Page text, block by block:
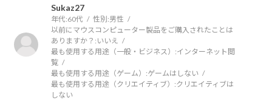
Sukaz27
年代:60代 性別:男性
以前にマウスコンピューター製品をご購入されたことは
ありますか？: いいえ
最も使用する用途（一般・ビジネス）:インターネット閲
覧
最も使用する用途（ゲーム）:ゲームはしない
最も使用する用途（クリエイティブ）:クリエイティブは
しない